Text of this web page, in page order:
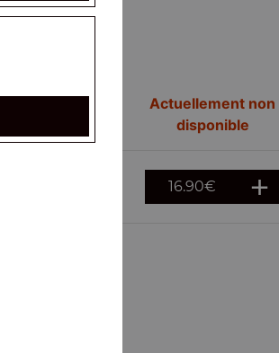
Actuellement non
disponible
16.90€